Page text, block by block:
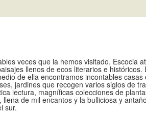
veces que la hemos visitado. Escocia
llenos de ecos literarios e
de ella encontramos incontables
jardines que recogen varios siglos de
lectura, magníficas colecciones de
de mil encantos y la bulliciosa y
sur.